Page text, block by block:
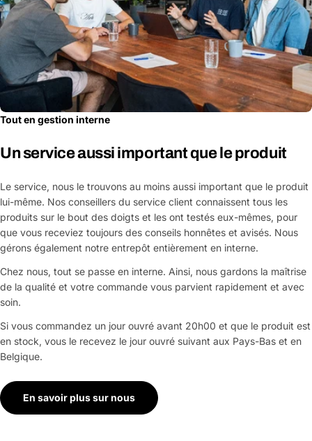
Tout en gestion interne
Un service aussi important que le produit
Le service, nous le trouvons au moins aussi important que le produit
lui-même. Nos conseillers du service client connaissent tous les
produits sur le bout des doigts et les ont testés eux-mêmes, pour
que vous receviez toujours des conseils honnêtes et avisés. Nous
gérons également notre entrepôt entièrement en interne.
Chez nous, tout se passe en interne. Ainsi, nous gardons la maîtrise
de la qualité et votre commande vous parvient rapidement et avec
soin.
Si vous commandez un jour ouvré avant 20h00 et que le produit est
en stock, vous le recevez le jour ouvré suivant aux Pays-Bas et en
Belgique.
En savoir plus sur nous